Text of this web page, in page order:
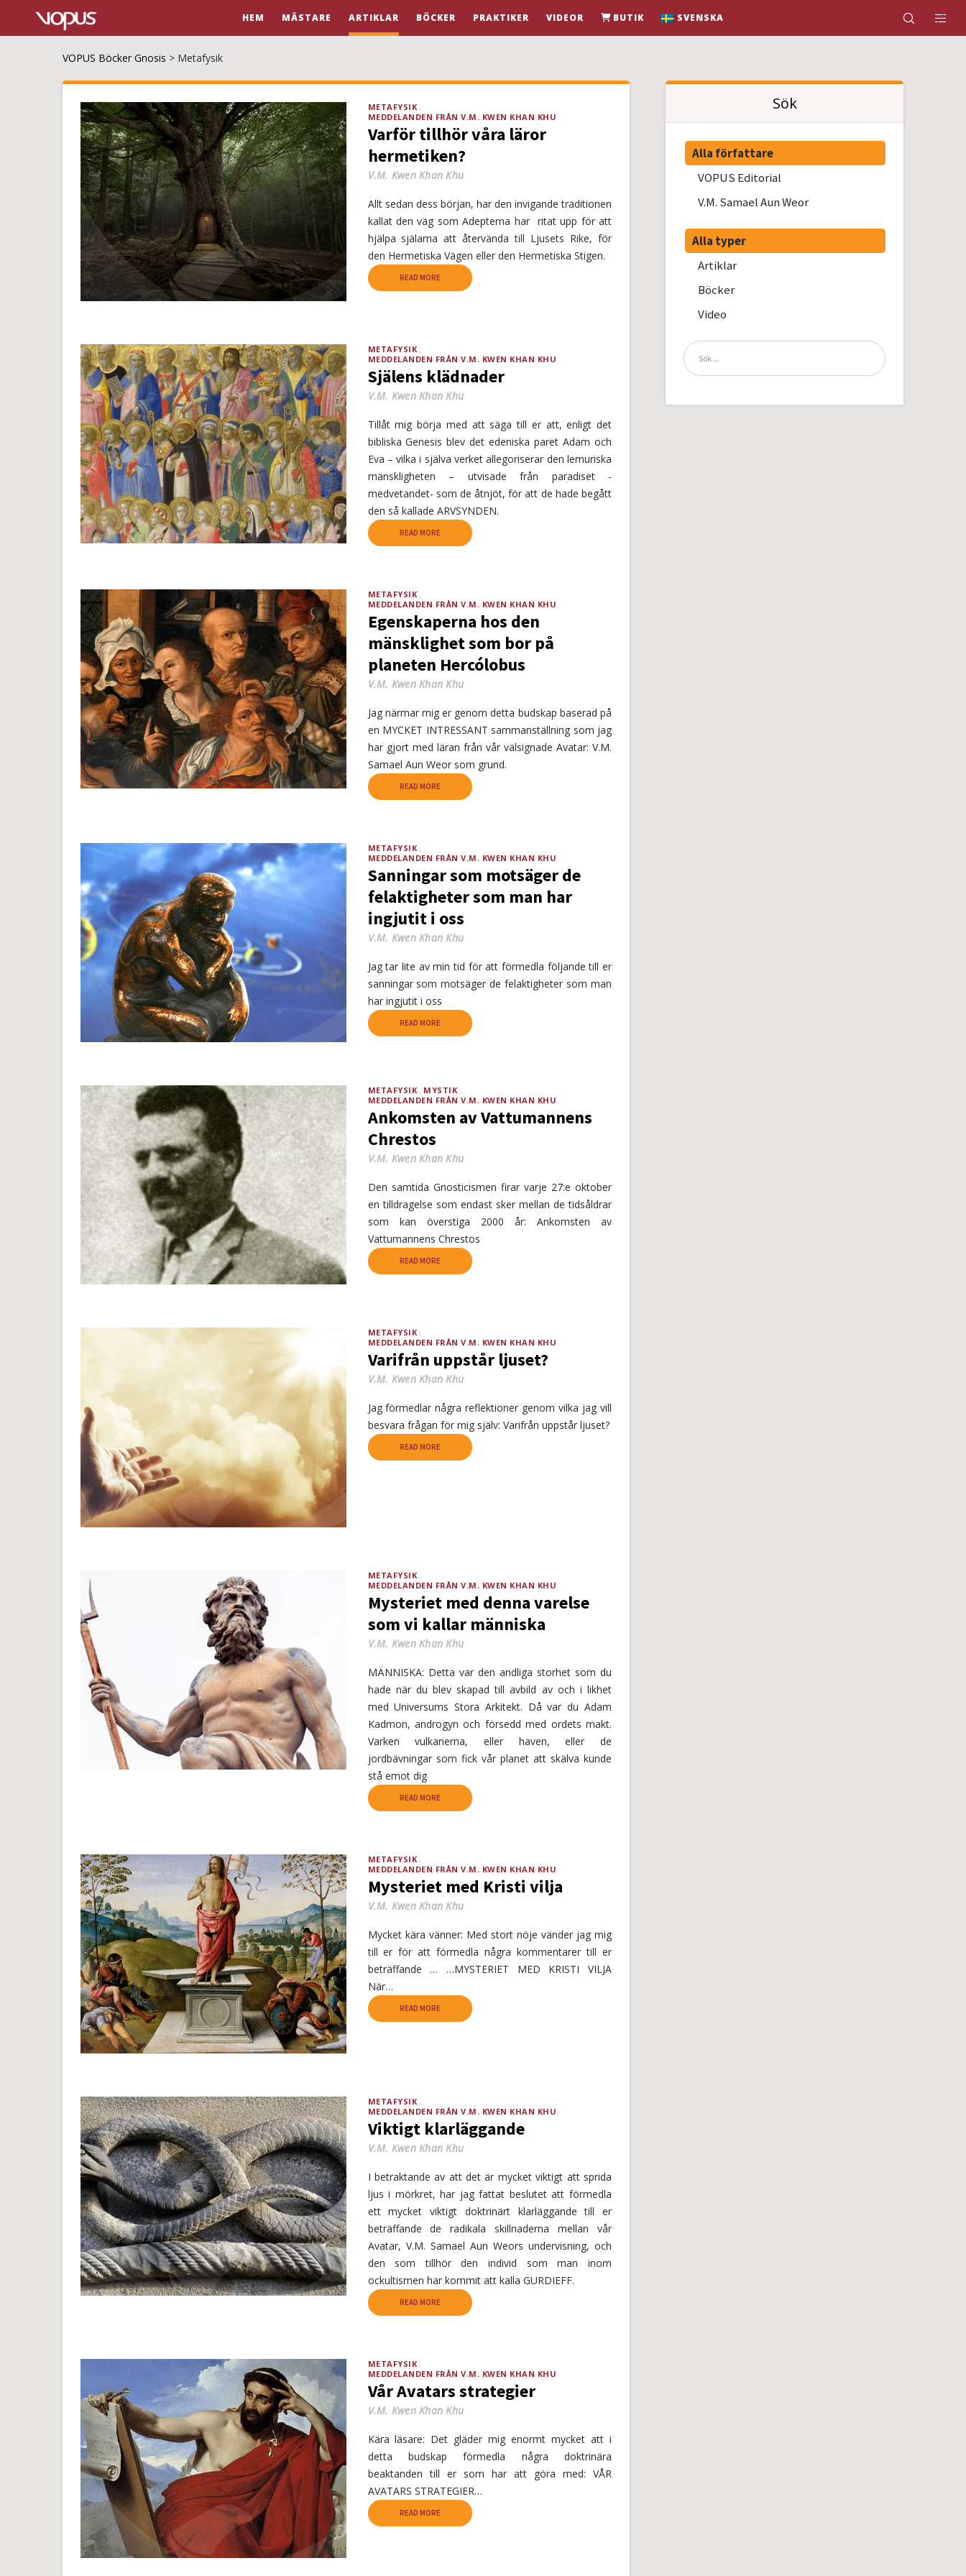
HEM MÄSTARE ARTIKLAR BÖCKER PRAKTIKER VIDEOR BUTIK SVENSKA
VOPUS Böcker Gnosis > Metafysik
METAFYSIK
MEDDELANDEN FRÅN V.M. KWEN KHAN KHU
Varför tillhör våra läror
hermetiken?
V.M. Kwen Khan Khu
Allt sedan dess början, har den invigande traditionen
kallat den väg som Adepterna har ritat upp för att
hjälpa själarna att återvända till Ljusets Rike, för
den Hermetiska Vägen eller den Hermetiska Stigen.
READ MORE
METAFYSIK
MEDDELANDEN FRÅN V.M. KWEN KHAN KHU
Själens klädnader
V.M. Kwen Khan Khu
Tillåt mig börja med att säga till er att, enligt det
bibliska Genesis blev det edeniska paret Adam och
Eva – vilka i själva verket allegoriserar den lemuriska
mänskligheten – utvisade från paradiset -
medvetandet- som de åtnjöt, för att de hade begått
den så kallade ARVSYNDEN.
READ MORE
METAFYSIK
MEDDELANDEN FRÅN V.M. KWEN KHAN KHU
Egenskaperna hos den
mänsklighet som bor på
planeten Hercólobus
V.M. Kwen Khan Khu
Jag närmar mig er genom detta budskap baserad på
en MYCKET INTRESSANT sammanställning som jag
har gjort med läran från vår välsignade Avatar: V.M.
Samael Aun Weor som grund.
READ MORE
METAFYSIK
MEDDELANDEN FRÅN V.M. KWEN KHAN KHU
Sanningar som motsäger de
felaktigheter som man har
ingjutit i oss
V.M. Kwen Khan Khu
Jag tar lite av min tid för att förmedla följande till er
sanningar som motsäger de felaktigheter som man
har ingjutit i oss
READ MORE
METAFYSIK
MYSTIK
MEDDELANDEN FRÅN V.M. KWEN KHAN KHU
Ankomsten av Vattumannens
Chrestos
V.M. Kwen Khan Khu
Den samtida Gnosticismen firar varje 27:e oktober
en tilldragelse som endast sker mellan de tidsåldrar
som kan överstiga 2000 år: Ankomsten av
Vattumannens Chrestos
READ MORE
METAFYSIK
MEDDELANDEN FRÅN V.M. KWEN KHAN KHU
Varifrån uppstår ljuset?
V.M. Kwen Khan Khu
Jag förmedlar några reflektioner genom vilka jag vill
besvara frågan för mig själv: Varifrån uppstår ljuset?
READ MORE
METAFYSIK
MEDDELANDEN FRÅN V.M. KWEN KHAN KHU
Mysteriet med denna varelse
som vi kallar människa
V.M. Kwen Khan Khu
MÄNNISKA: Detta var den andliga storhet som du
hade när du blev skapad till avbild av och i likhet
med Universums Stora Arkitekt. Då var du Adam
Kadmon, androgyn och försedd med ordets makt.
Varken vulkanerna, eller haven, eller de
jordbävningar som fick vår planet att skälva kunde
stå emot dig
READ MORE
METAFYSIK
MEDDELANDEN FRÅN V.M. KWEN KHAN KHU
Mysteriet med Kristi vilja
V.M. Kwen Khan Khu
Mycket kära vänner: Med stort nöje vänder jag mig
till er för att förmedla några kommentarer till er
beträffande … …MYSTERIET MED KRISTI VILJA
När…
READ MORE
METAFYSIK
MEDDELANDEN FRÅN V.M. KWEN KHAN KHU
Viktigt klarläggande
V.M. Kwen Khan Khu
I betraktande av att det är mycket viktigt att sprida
ljus i mörkret, har jag fattat beslutet att förmedla
ett mycket viktigt doktrinärt klarläggande till er
beträffande de radikala skillnaderna mellan vår
Avatar, V.M. Samael Aun Weors undervisning, och
den som tillhör den individ som man inom
ockultismen har kommit att kalla GURDIEFF.
READ MORE
METAFYSIK
MEDDELANDEN FRÅN V.M. KWEN KHAN KHU
Vår Avatars strategier
V.M. Kwen Khan Khu
Kära läsare: Det gläder mig enormt mycket att i
detta budskap förmedla några doktrinära
beaktanden till er som har att göra med: VÅR
AVATARS STRATEGIER…
READ MORE
Sök
Alla författare
VOPUS Editorial
V.M. Samael Aun Weor
Alla typer
Artiklar
Böcker
Video